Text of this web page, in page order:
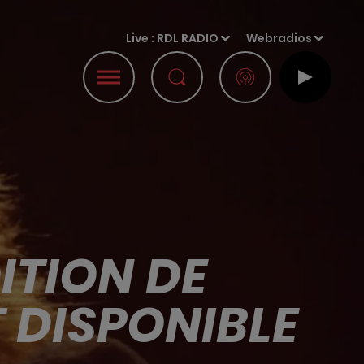
Live : RDL RADIO Webradios
DE